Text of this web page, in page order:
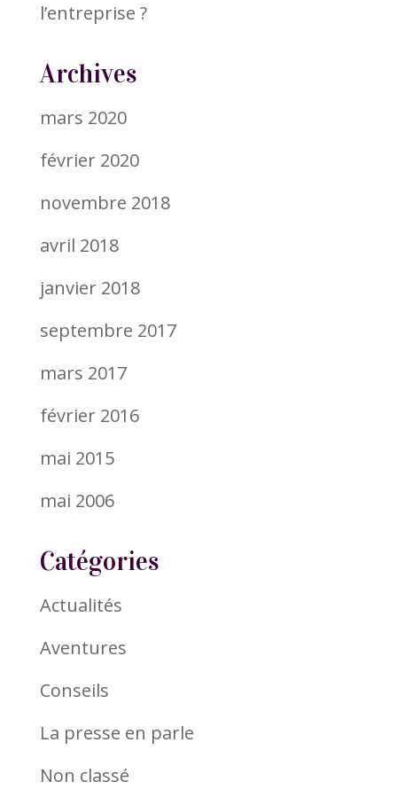
l’entreprise ?
Archives
mars 2020
février 2020
novembre 2018
avril 2018
janvier 2018
septembre 2017
mars 2017
février 2016
mai 2015
mai 2006
Catégories
Actualités
Aventures
Conseils
La presse en parle
Non classé